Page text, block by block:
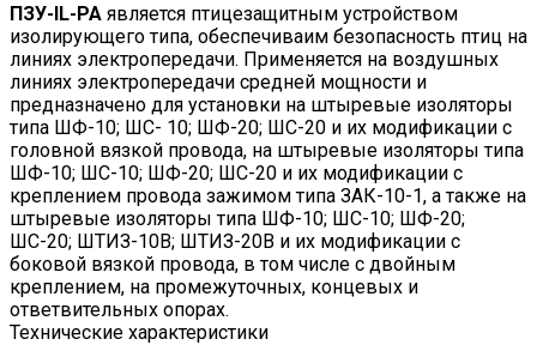
ПЗУ-IL-PA является птицезащитным устройством
изолирующего типа, обеспечиваим безопасность птиц на
линиях электропередачи. Применяется на воздушных
линиях электропередачи средней мощности и
предназначено для установки на штыревые изоляторы
типа ШФ-10; ШС- 10; ШФ-20; ШС-20 и их модификации с
головной вязкой провода, на штыревые изоляторы типа
ШФ-10; ШС-10; ШФ-20; ШС-20 и их модификации с
креплением провода зажимом типа ЗАК-10-1, а также на
штыревые изоляторы типа ШФ-10; ШС-10; ШФ-20;
ШС-20; ШТИЗ-10В; ШТИЗ-20В и их модификации с
боковой вязкой провода, в том числе с двойным
креплением, на промежуточных, концевых и
ответвительных опорах.
Технические характеристики